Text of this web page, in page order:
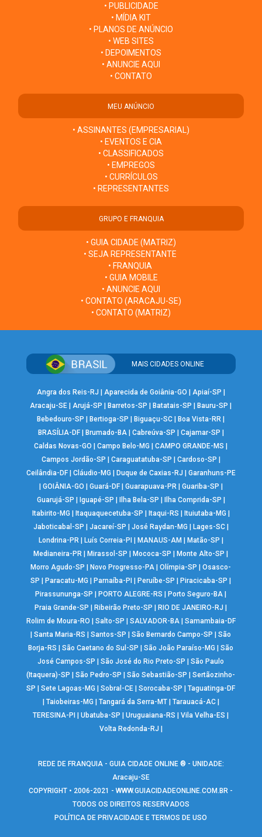
• PUBLICIDADE
• MÍDIA KIT
• PLANOS DE ANÚNCIO
• WEB SITES
• DEPOIMENTOS
• ANUNCIE AQUI
• CONTATO
MEU ANÚNCIO
• ASSINANTES (EMPRESARIAL)
• EVENTOS E CIA
• CLASSIFICADOS
• EMPREGOS
• CURRÍCULOS
• REPRESENTANTES
GRUPO E FRANQUIA
• GUIA CIDADE (MATRIZ)
• SEJA REPRESENTANTE
• FRANQUIA
• GUIA MOBILE
• ANUNCIE AQUI
• CONTATO (ARACAJU-SE)
• CONTATO (MATRIZ)
MAIS CIDADES ONLINE
Angra dos Reis-RJ Aparecida de Goiânia-GO Apiaí-SP
Aracaju-SE |Arujá-SP Barretos-SP Batatais-SP Bauru-SP
Bebedouro-SP
Bertioga-SP Biguaçu-SC Boa Vista-RR
BRASÍLIA-DF| Brumado-BA| Cabreúva-SP Cajamar-SP
Caldas Novas-GO
|Campo Belo-MG |CAMPO GRANDE-MS
Campos Jordão-SP
Caraguatatuba-SP Cardoso-SP
Ceilândia-DF| Cláudio-MG Duque de Caxias-RJ
Garanhuns-PE
GOIÂNIA-GO Guará-DF| Guarapuava-PR| Guariba-SP
Guarujá-SP
Iguapé-SP Ilha Bela-SP Ilha Comprida-SP
Itabirito-MG
Itaquaquecetuba-SP Itaqui-RS Ituiutaba-MG
Jaboticabal-SP
Jacareí-SP José Raydan-MG Lages-SC|
Londrina-PR| Luís Correia-PI MANAUS-AM Matão-SP
Medianeira-PR
Mirassol-SP Mococa-SP Monte Alto-SP
Morro Agudo-SP
Novo Progresso-PA |Olímpia-SP |Osasco-
SP
Paracatu-MG Parnaíba-PI Peruíbe-SP Piracicaba-SP
Pirassununga-SP
PORTO ALEGRE-RS Porto Seguro-BA
Praia Grande-SP
Ribeirão Preto-SP RIO DE JANEIRO-RJ
Rolim de Moura-RO
Salto-SP SALVADOR-BA| Samambaia-DF
|Santa Maria-RS |Santos-SP |São Bernardo Campo-SP |São
Borja-RS
|São Caetano do Sul-SP |São João Paraíso-MG |São
José Campos-SP
|São José do Rio Preto-SP |São Paulo
(Itaquera)-SP
|São Pedro-SP |São Sebastião-SP |Sertãozinho-
SP
|Sete Lagoas-MG |Sobral-CE |Sorocaba-SP |Taguatinga-DF
Taiobeiras-MG Tangará da Serra-MT| Tarauacá-AC|
TERESINA-PI
|Ubatuba-SP |Uruguaiana-RS |Vila Velha-ES
Volta Redonda-RJ
REDE DE FRANQUIA - GUIA CIDADE ONLINE ® - UNIDADE:
Aracaju-SE
COPYRIGHT • 2006-2021 -WWW.GUIACIDADEONLINE.COM.BR -
TODOS OS DIREITOS RESERVADOS
POLÍTICA DE PRIVACIDADE E TERMOS DE USO